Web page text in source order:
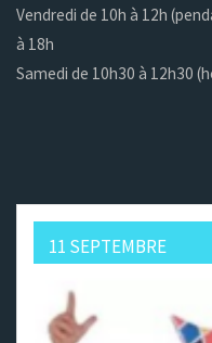
Vendredi de 10h à 12h
à 18h
Samedi de 10h30 à 12h30
11 SEPTEMBRE